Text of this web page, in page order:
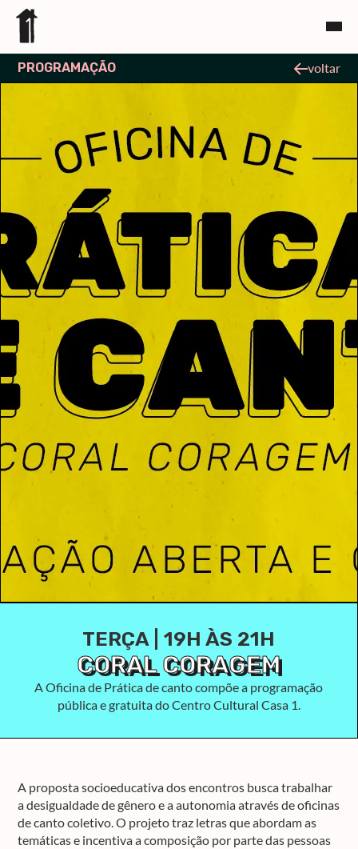
PROGRAMAÇÃO voltar
TERÇA | 19H ÀS 21H
CORAL CORAGEM
A Oficina de Prática de canto compõe a programação
pública e gratuita do Centro Cultural Casa 1.
A proposta socioeducativa dos encontros busca trabalhar
a desigualdade de gênero e a autonomia através de oficinas
de canto coletivo. O projeto traz letras que abordam as
temáticas e incentiva a composição por parte das pessoas